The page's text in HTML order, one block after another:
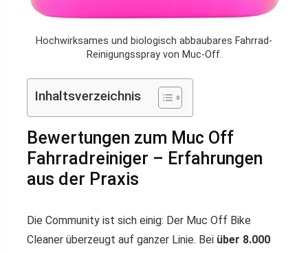
Hochwirksames und biologisch abbaubares Fahrrad-
Reinigungsspray von Muc-Off.
Inhaltsverzeichnis
Bewertungen zum Muc Off
Fahrradreiniger – Erfahrungen
aus der Praxis
Die Community ist sich einig: Der Muc Off Bike
Cleaner überzeugt auf ganzer Linie. Bei über 8.000